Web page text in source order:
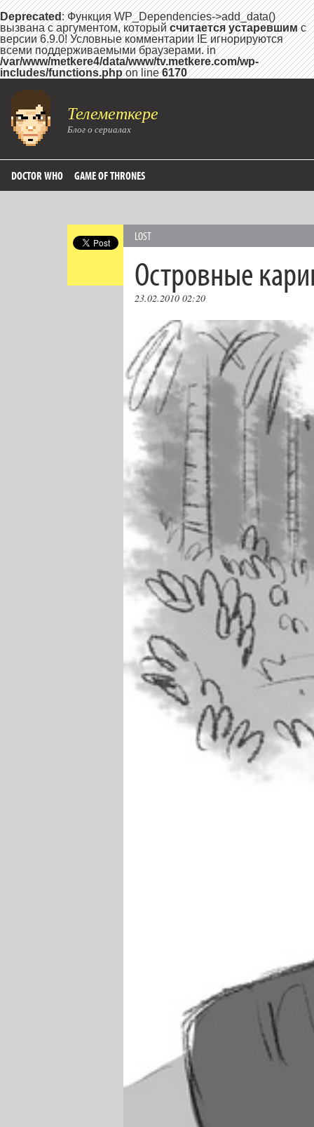
Deprecated: Функция WP_Dependencies->add_data()
вызвана с аргументом, которыйсчитается устаревшимс
версии 6.9.0! Условные комментарии IE игнорируются
всеми поддерживаемыми браузерами. in
/var/www/metkere4/data/www/tv.metkere.com/wp-
includes/functions.phpon line6170
Телеметкере
Блог о сериалах
DOCTOR WHO GAME OF THRONES
LOST
Островные
23.02.2010 02:20